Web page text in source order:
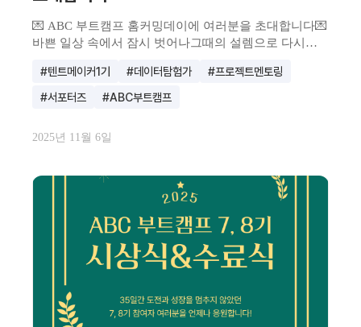
💌 ABC 부트캠프 홈커밍데이에 여러분을 초대합니다💌
바쁜 일상 속에서 잠시 벗어나그때의 설렘으로 다시
#텐트메이커1기 #데이터탐험가
#프로젝트멘토링
#서포터즈
#ABC부트캠프
2025년 11월 6일